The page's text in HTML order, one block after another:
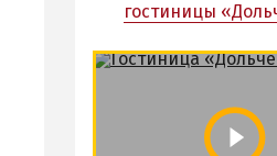
гостиницы